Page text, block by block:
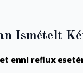
Ismételt
enni reflux